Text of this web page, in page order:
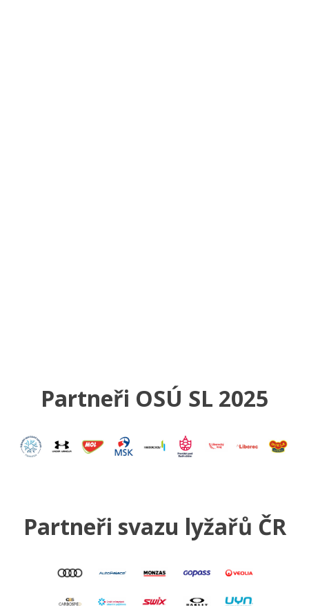
Partneři OSÚ SL 2025
Partneři svazu lyžařů ČR